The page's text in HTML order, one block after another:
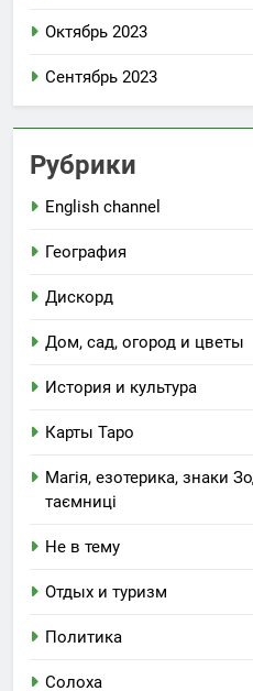
Октябрь 2023
Сентябрь 2023
Рубрики
English channel
География
Дискорд
Дом, сад, огород и цветы
История и культура
Карты Таро
Магія, езотерика, знаки
таємниці
Не в тему
Отдых и туризм
Политика
Солоха